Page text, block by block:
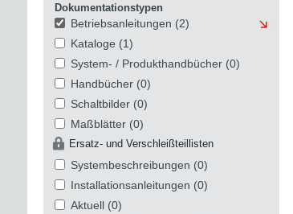
Dokumentationstypen
Betriebsanleitungen (2)
Kataloge (1)
System- / Produkthandbücher (0)
Handbücher (0)
Schaltbilder (0)
Maßblätter (0)
Ersatz- und Verschleißteillisten
Systembeschreibungen (0)
Installationsanleitungen (0)
Aktuell (0)